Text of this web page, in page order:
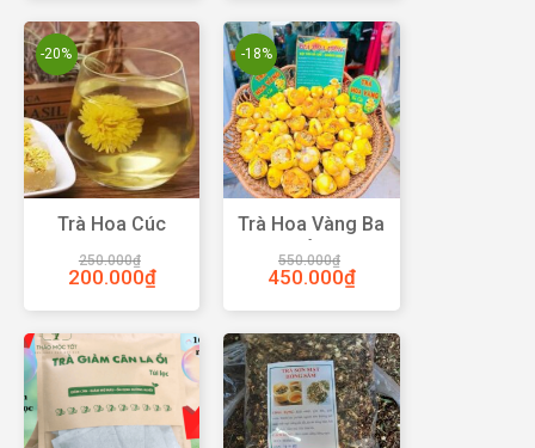
-20%
Trà Hoa Cúc
Ong
250.000₫
200.000₫
-18%
Trà Hoa Vàng Ba
550.000₫
450.000₫